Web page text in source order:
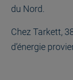
du Nord.
Chez Tarkett,
d’énergie